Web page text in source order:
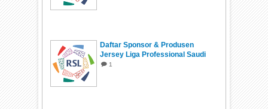
Daftar Sponsor & Produsen
Jersey Liga Professional Saudi
2026/2027
1